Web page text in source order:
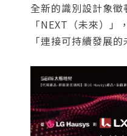
全新的識別設計象
「NEXT（未來）
「連接可持續發展